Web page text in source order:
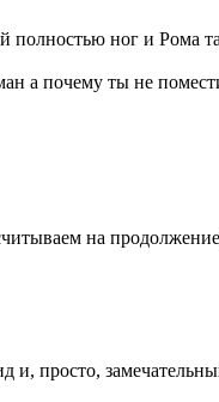
ног и Рома
а почему ты не
на
просто,